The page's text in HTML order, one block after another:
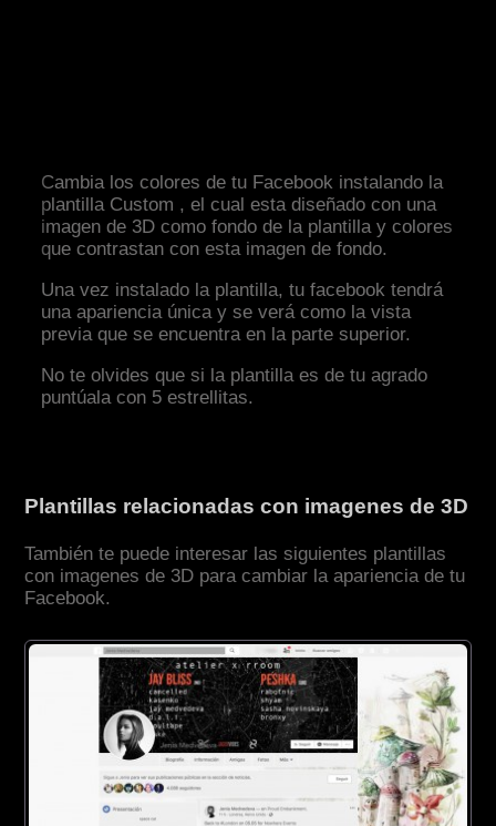
Cambia los colores de tu Facebook instalando la
plantilla Custom , el cual esta diseñado con una
imagen de 3D como fondo de la plantilla y colores
que contrastan con esta imagen de fondo.
Una vez instalado la plantilla, tu facebook tendrá
una apariencia única y se verá como la vista
previa que se encuentra en la parte superior.
No te olvides que si la plantilla es de tu agrado
puntúala con 5 estrellitas.
Plantillas relacionadas con imagenes de 3D
También te puede interesar las siguientes plantillas
con imagenes de 3D para cambiar la apariencia de tu
Facebook.